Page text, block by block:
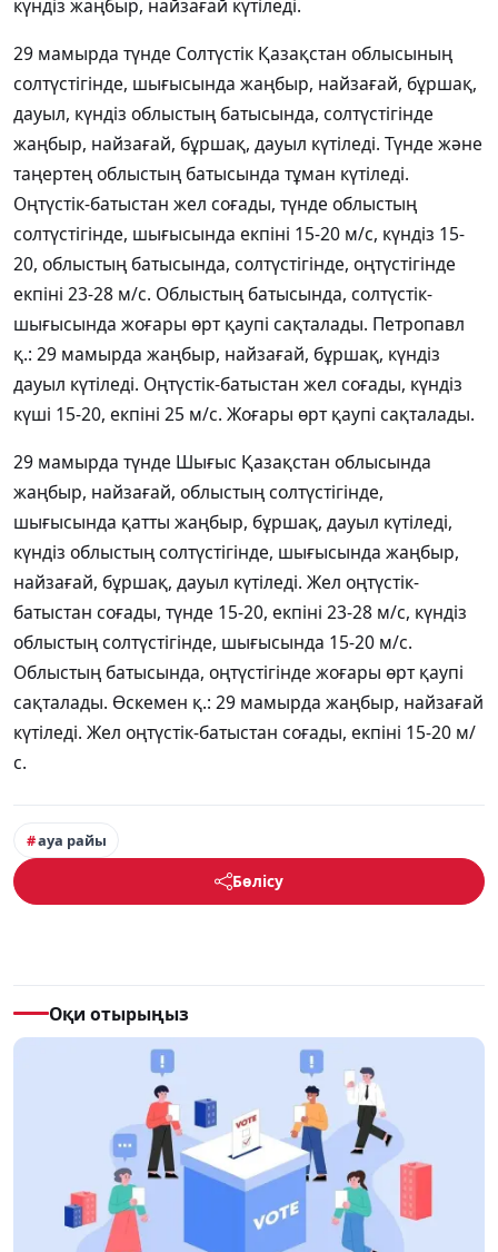
күндіз жаңбыр, найзағай күтіледі.
29 мамырда түнде Солтүстік Қазақстан облысының
солтүстігінде, шығысында жаңбыр, найзағай, бұршақ,
дауыл, күндіз облыстың батысында, солтүстігінде
жаңбыр, найзағай, бұршақ, дауыл күтіледі. Түнде және
таңертең облыстың батысында тұман күтіледі.
Оңтүстік-батыстан жел соғады, түнде облыстың
солтүстігінде, шығысында екпіні 15-20 м/с, күндіз 15-
20, облыстың батысында, солтүстігінде, оңтүстігінде
екпіні 23-28 м/с. Облыстың батысында, солтүстік-
шығысында жоғары өрт қаупі сақталады. Петропавл
қ.: 29 мамырда жаңбыр, найзағай, бұршақ, күндіз
дауыл күтіледі. Оңтүстік-батыстан жел соғады, күндіз
күші 15-20, екпіні 25 м/с. Жоғары өрт қаупі сақталады.
29 мамырда түнде Шығыс Қазақстан облысында
жаңбыр, найзағай, облыстың солтүстігінде,
шығысында қатты жаңбыр, бұршақ, дауыл күтіледі,
күндіз облыстың солтүстігінде, шығысында жаңбыр,
найзағай, бұршақ, дауыл күтіледі. Жел оңтүстік-
батыстан соғады, түнде 15-20, екпіні 23-28 м/с, күндіз
облыстың солтүстігінде, шығысында 15-20 м/с.
Облыстың батысында, оңтүстігінде жоғары өрт қаупі
сақталады. Өскемен қ.: 29 мамырда жаңбыр, найзағай
күтіледі. Жел оңтүстік-батыстан соғады, екпіні 15-20 м/
с.
ауа райы
Бөлісу
Оқи отырыңыз